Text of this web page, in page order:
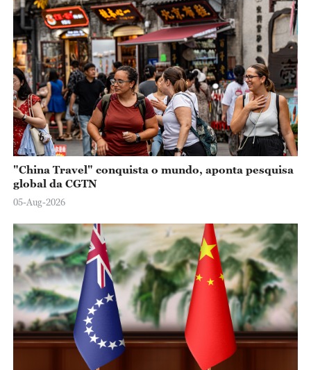
"China Travel" conquista o mundo, aponta pesquisa
global da CGTN
05-Aug-2026